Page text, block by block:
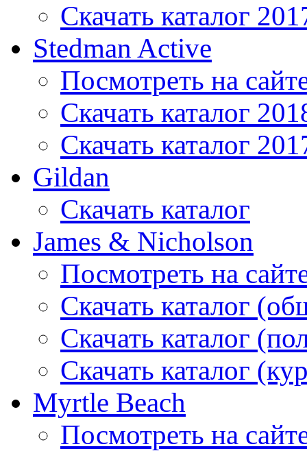
Скачать каталог
Stedman Active
Посмотреть на
Скачать каталог
Скачать каталог
Gildan
Скачать каталог
James & Nicholson
Посмотреть на
Скачать каталог
Скачать каталог
Скачать каталог
Myrtle Beach
Посмотреть на